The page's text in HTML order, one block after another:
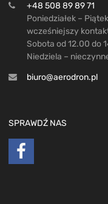
+48 508 89 89 71
Poniedziałek –
wcześniejszy
Sobota od 12.00 do
Niedziela –
biuro@aerodron.pl
SPRAWDŹ NAS